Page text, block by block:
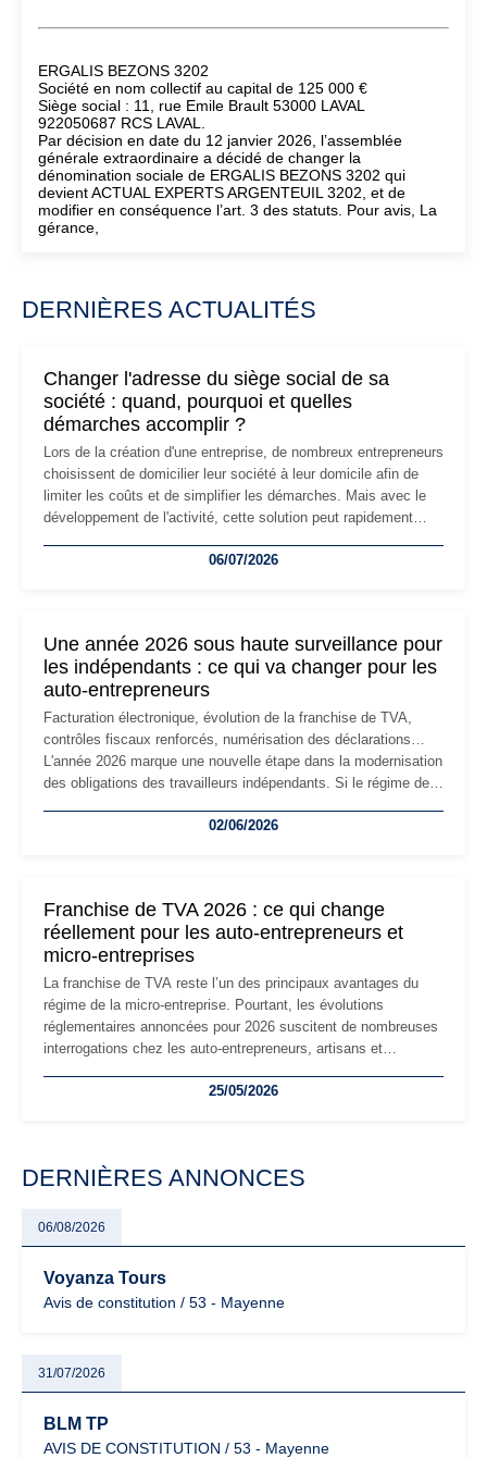
ERGALIS BEZONS 3202
Société en nom collectif au capital de 125 000 €
Siège social : 11, rue Emile Brault 53000 LAVAL
922050687 RCS LAVAL.
Par décision en date du 12 janvier 2026, l’assemblée
générale extraordinaire a décidé de changer la
dénomination sociale de ERGALIS BEZONS 3202 qui
devient ACTUAL EXPERTS ARGENTEUIL 3202, et de
modifier en conséquence l’art. 3 des statuts. Pour avis, La
gérance,
DERNIÈRES ACTUALITÉS
Changer l'adresse du siège social de sa
société : quand, pourquoi et quelles
démarches accomplir ?
Lors de la création d'une entreprise, de nombreux entrepreneurs
choisissent de domicilier leur société à leur domicile afin de
limiter les coûts et de simplifier les démarches. Mais avec le
développement de l'activité, cette solution peut rapidement
professionnels, recrutement, image de marque… Le
06/07/2026
Une année 2026 sous haute surveillance pour
les indépendants : ce qui va changer pour les
auto-entrepreneurs
Facturation électronique, évolution de la franchise de TVA,
contrôles fiscaux renforcés, numérisation des déclarations…
L'année 2026 marque une nouvelle étape dans la modernisation
des obligations des travailleurs indépendants. Si le régime de
les auto-entrepreneurs devront s'adapter à un environnement
02/06/2026
Franchise de TVA 2026 : ce qui change
réellement pour les auto-entrepreneurs et
micro-entreprises
La franchise de TVA reste l’un des principaux avantages du
régime de la micro-entreprise. Pourtant, les évolutions
réglementaires annoncées pour 2026 suscitent de nombreuses
interrogations chez les auto-entrepreneurs, artisans et
facturation ou risque de bascule vers la TVA : les règles
25/05/2026
DERNIÈRES ANNONCES
06/08/2026
Voyanza Tours
Avis de constitution / 53 - Mayenne
31/07/2026
BLM TP
AVIS DE CONSTITUTION / 53 - Mayenne